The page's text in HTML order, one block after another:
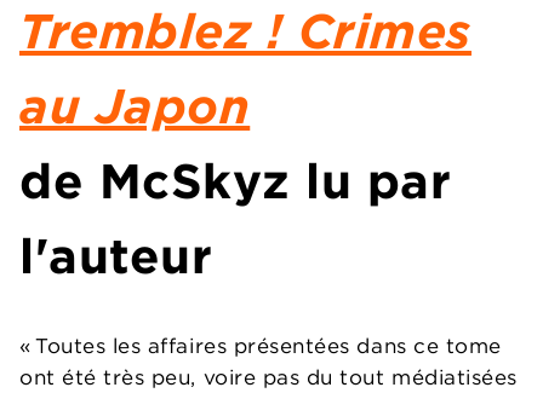
Tremblez ! Crimes
au Japon
de McSkyz lu par
l'auteur
« Toutes les affaires présentées dans ce tome
ont été très peu, voire pas du tout médiatisées